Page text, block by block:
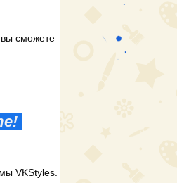
вы сможете
VKStyles.